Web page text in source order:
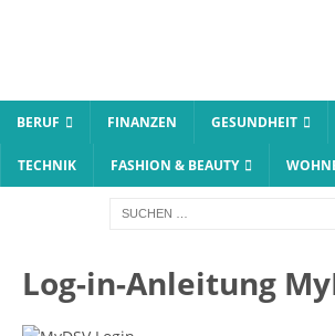
BERUF FINANZEN GESUNDHEIT
TECHNIK FASHION & BEAUTY
Log-in-Anleitung